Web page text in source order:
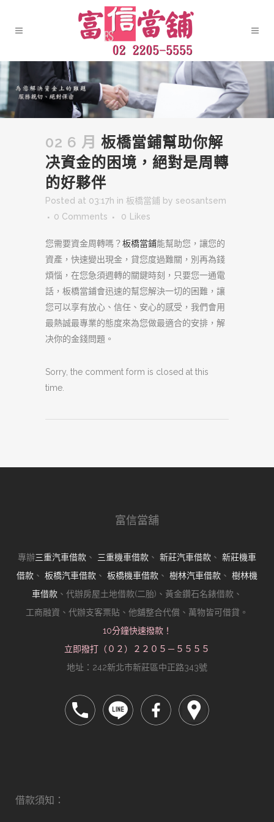
02 6 月 板橋當鋪幫助你解
决資金的困境，絕對是周轉
的好夥伴
Posted at 03:17h in 板橋當鋪 by seosantsem
0 Comments
0 Likes
您需要資金周轉嗎？板橋當鋪能幫助您，讓您的
資產，快速變出現金，貸您度過難關，別再為錢
煩惱，在您急須週轉的關鍵時刻，只要您一通電
話，板橋當鋪會迅速的幫您解決一切的困難，讓
您可以享有放心、信任、安心的感受，我們會用
最熱誠最專業的態度來為您做最適合的安排，解
决你的金錢問題。
Sorry, the comment form is closed at this
time.
富信當舖
專辦三重汽車借款 、 三重機車借款 、 新莊汽車借款 、 新莊機車
借款 、 板橋汽車借款 、 板橋機車借款 、 樹林汽車借款 、 樹林機
車借款 、代辦房屋土地借款(二胎)、黃金鑽石名錶借款、
工商融資、代辦支客票貼、他舖整合代償、萬物皆可借貸。
10分鐘快速撥款！
立即撥打（０２）２２０５－５５５５
地址：242新北市新莊區中正路343號
借款須知：